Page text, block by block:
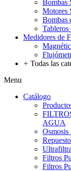
Bombas
Motores
Bombas
Medidores de
+ Todas las
Menu
Catálogo
AGUA
Osmosis
Filtros
Filtros